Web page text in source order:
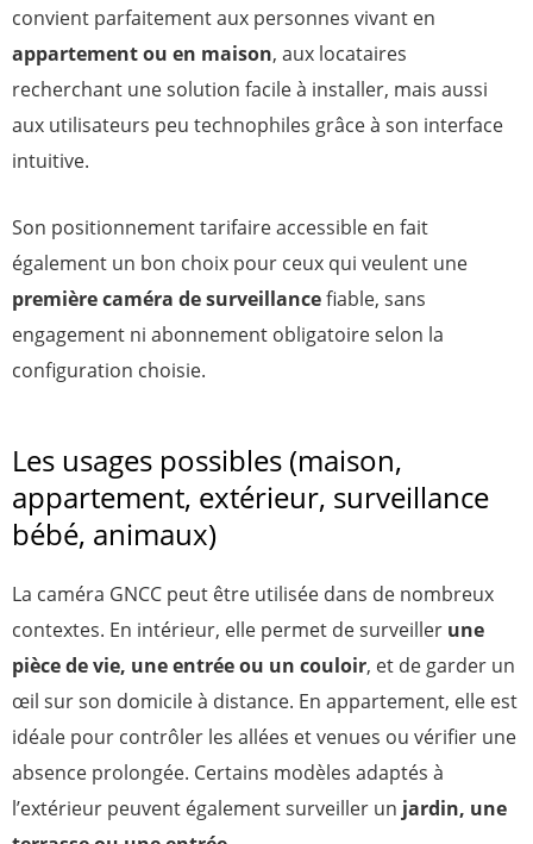
convient parfaitement aux personnes vivant en
appartement ou en maison, aux locataires
recherchant une solution facile à installer, mais aussi
aux utilisateurs peu technophiles grâce à son interface
intuitive.
Son positionnement tarifaire accessible en fait
également un bon choix pour ceux qui veulent une
première caméra de surveillancefiable, sans
engagement ni abonnement obligatoire selon la
configuration choisie.
Les usages possibles (maison,
appartement, extérieur, surveillance
bébé, animaux)
La caméra GNCC peut être utilisée dans de nombreux
contextes. En intérieur, elle permet de surveiller une
pièce de vie, une entrée ou un couloir, et de garder un
œil sur son domicile à distance. En appartement, elle est
idéale pour contrôler les allées et venues ou vérifier une
absence prolongée. Certains modèles adaptés à
l’extérieur peuvent également surveiller un jardin, une